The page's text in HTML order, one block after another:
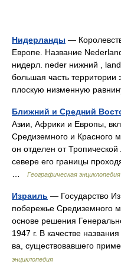
Нидерланды —
Европе. Название
нидерл. neder нижний ,
большая часть территории
плоскую низменную
Ближний и Средний
Азии, Африки и Европы,
Средиземного и Красного
он отделен от
севере его границы
Географическая энциклопедия
Израиль — Государство
побережье Средиземного
основе решения
1947 г. В качестве
ва, существовавшего
энциклопедия